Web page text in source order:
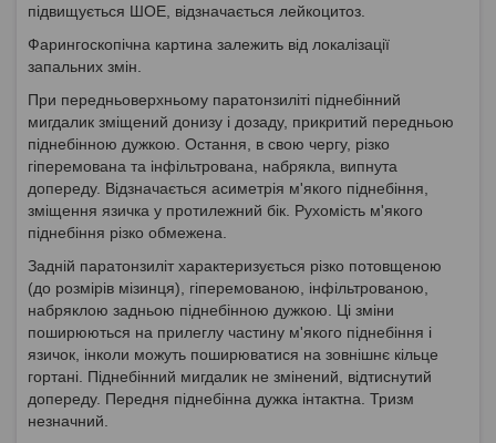
підвищується ШОЕ, відзначається лейкоцитоз.
Фарингоскопічна картина залежить від локалізації
запальних змін.
При передньоверхньому паратонзиліті піднебінний
мигдалик зміщений донизу і дозаду, прикритий передньою
піднебінною дужкою. Остання, в свою чергу, різко
гіперемована та інфільтрована, набрякла, випнута
допереду. Відзначається асиметрія м'якого піднебіння,
зміщення язичка у протилежний бік. Рухомість м'якого
піднебіння різко обмежена.
Задній паратонзиліт характеризується різко потовщеною
(до розмірів мізинця), гіперемованою, інфільтрованою,
набряклою задньою піднебінною дужкою. Ці зміни
поширюються на прилеглу частину м'якого піднебіння і
язичок, інколи можуть поширюватися на зовнішнє кільце
гортані. Піднебінний мигдалик не змінений, відтиснутий
допереду. Передня піднебінна дужка інтактна. Тризм
незначний.